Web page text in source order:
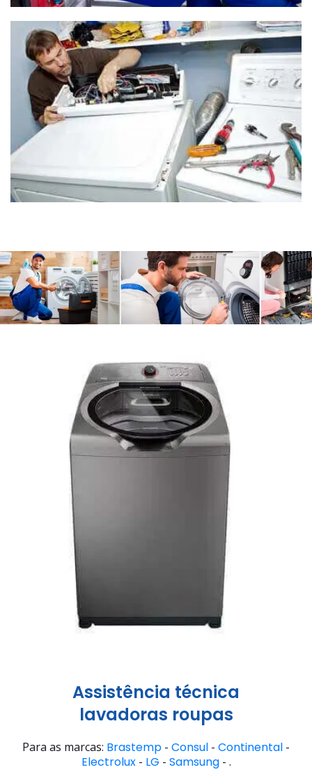
Assistência técnica
lavadoras roupas
Para as marcas: Brastemp - Consul - Continental -
Electrolux- LG - Samsung- .